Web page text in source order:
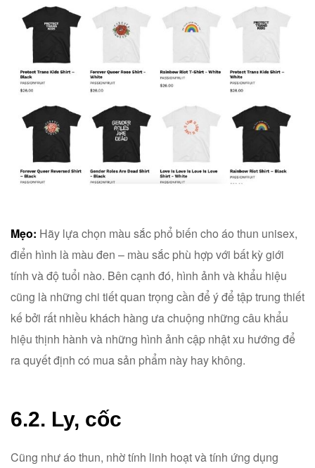
Mẹo: Hãy lựa chọn màu sắc phổ biến cho áo thun unisex,
điển hình là màu đen – màu sắc phù hợp với bất kỳ giới
tính và độ tuổi nào. Bên cạnh đó, hình ảnh và khẩu hiệu
cũng là những chi tiết quan trọng cần để ý để tập trung thiết
kế bởi rất nhiều khách hàng ưa chuộng những câu khẩu
hiệu thịnh hành và những hình ảnh cập nhật xu hướng để
ra quyết định có mua sản phẩm này hay không.
6.2. Ly, cốc
Cũng như áo thun, nhờ tính linh hoạt và tính ứng dụng